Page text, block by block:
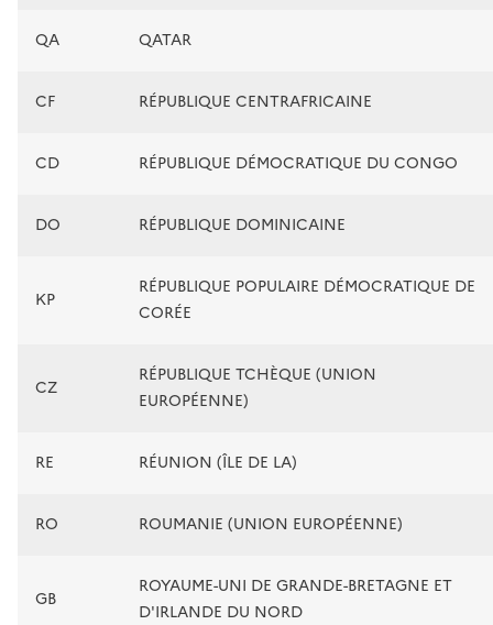
QA QATAR
CF RÉPUBLIQUE CENTRAFRICAINE
CD RÉPUBLIQUE DÉMOCRATIQUE DU CONGO
DO RÉPUBLIQUE DOMINICAINE
KP
RÉPUBLIQUE POPULAIRE DÉMOCRATIQUE DE
CORÉE
CZ
RÉPUBLIQUE TCHÈQUE (UNION
EUROPÉENNE)
RE RÉUNION (ÎLE DE LA)
RO ROUMANIE (UNION EUROPÉENNE)
GB
ROYAUME-UNI DE GRANDE-BRETAGNE ET
D'IRLANDE DU NORD